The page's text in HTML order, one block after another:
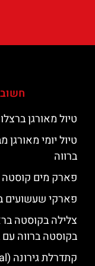
טיול מאורגן
טיול יומי
ברווה
פארק מים קוסטה
פארקי שעשועים
צלילה בקוסטה
בקוסטה ברווה עם